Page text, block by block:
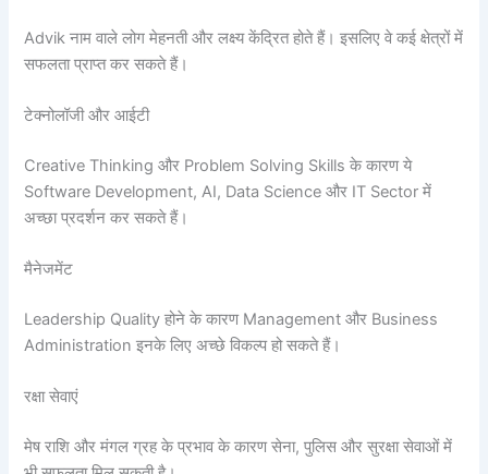
Advik नाम वाले लोग मेहनती और लक्ष्य केंद्रित होते हैं। इसलिए वे कई क्षेत्रों में
सफलता प्राप्त कर सकते हैं।
टेक्नोलॉजी और आईटी
Creative Thinking और Problem Solving Skills के कारण ये
Software Development, AI, Data Science और IT Sector में
अच्छा प्रदर्शन कर सकते हैं।
मैनेजमेंट
Leadership Quality होने के कारण Management और Business
Administration इनके लिए अच्छे विकल्प हो सकते हैं।
रक्षा सेवाएं
मेष राशि और मंगल ग्रह के प्रभाव के कारण सेना, पुलिस और सुरक्षा सेवाओं में